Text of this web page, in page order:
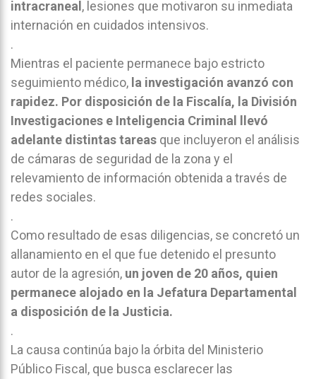
intracraneal, lesiones que motivaron su inmediata
internación en cuidados intensivos.
.
Mientras el paciente permanece bajo estricto
seguimiento médico, la investigación avanzó con
rapidez. Por disposición de la Fiscalía, la División
Investigaciones e Inteligencia Criminal llevó
adelante distintas tareas que incluyeron el análisis
de cámaras de seguridad de la zona y el
relevamiento de información obtenida a través de
redes sociales.
.
Como resultado de esas diligencias, se concretó un
allanamiento en el que fue detenido el presunto
autor de la agresión, un joven de 20 años, quien
permanece alojado en la Jefatura Departamental
a disposición de la Justicia.
.
La causa continúa bajo la órbita del Ministerio
Público Fiscal, que busca esclarecer las